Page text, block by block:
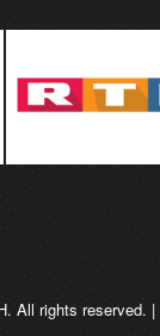
All rights reserved. |